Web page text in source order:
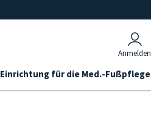
Anmelden
Einrichtung für die Med.-Fußpflege